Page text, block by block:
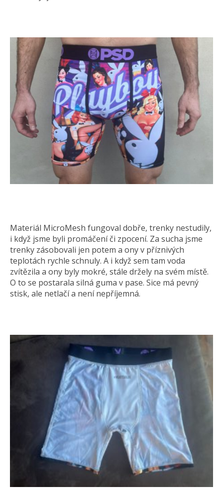
Materiál MicroMesh fungoval dobře, trenky nestudily,
i když jsme byli promáčení či zpocení. Za sucha jsme
trenky zásobovali jen potem a ony v příznivých
teplotách rychle schnuly. A i když sem tam voda
zvítězila a ony byly mokré, stále držely na svém místě.
O to se postarala silná guma v pase. Sice má pevný
stisk, ale netlačí a není nepříjemná.